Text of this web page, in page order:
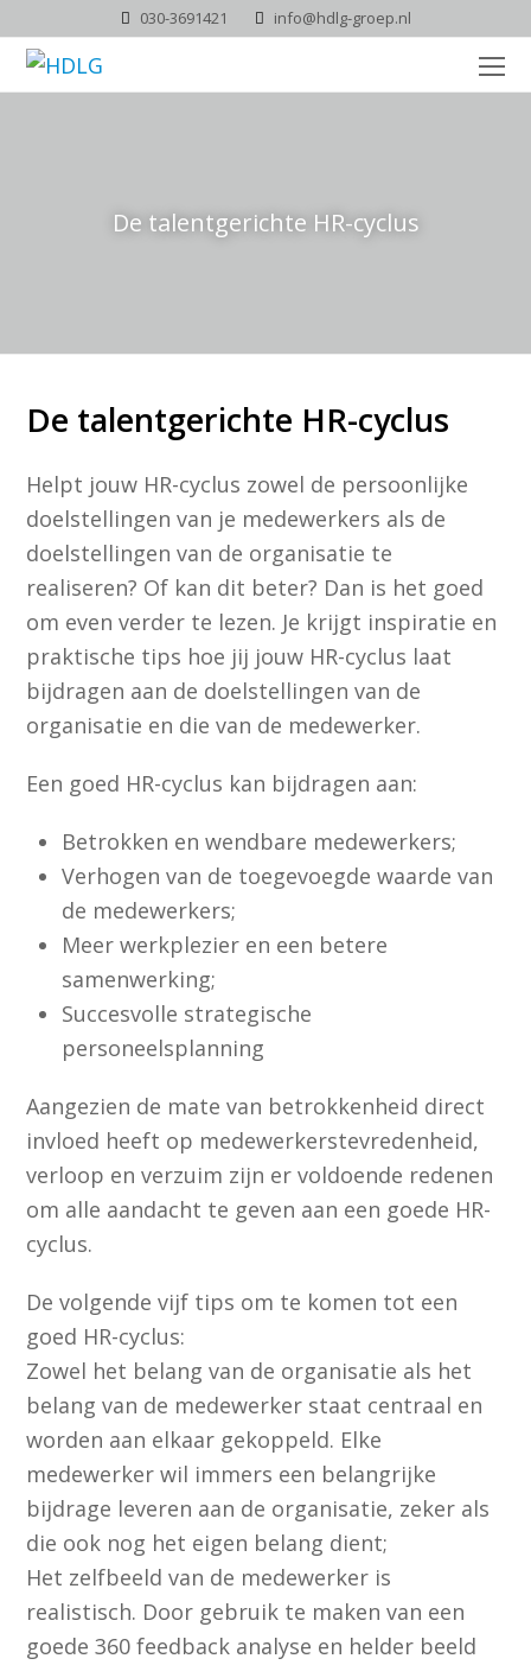
030-3691421 info@hdlg-groep.nl
De talentgerichte HR-cyclus
De talentgerichte HR-cyclus
Helpt jouw HR-cyclus zowel de persoonlijke
doelstellingen van je medewerkers als de
doelstellingen van de organisatie te
realiseren? Of kan dit beter? Dan is het goed
om even verder te lezen. Je krijgt inspiratie en
praktische tips hoe jij jouw HR-cyclus laat
bijdragen aan de doelstellingen van de
organisatie en die van de medewerker.
Een goed HR-cyclus kan bijdragen aan:
Betrokken en wendbare medewerkers;
Verhogen van de toegevoegde waarde van
de medewerkers;
Meer werkplezier en een betere
samenwerking;
Succesvolle strategische
personeelsplanning
Aangezien de mate van betrokkenheid direct
invloed heeft op medewerkerstevredenheid,
verloop en verzuim zijn er voldoende redenen
om alle aandacht te geven aan een goede HR-
cyclus.
De volgende vijf tips om te komen tot een
goed HR-cyclus:
Zowel het belang van de organisatie als het
belang van de medewerker staat centraal en
worden aan elkaar gekoppeld. Elke
medewerker wil immers een belangrijke
bijdrage leveren aan de organisatie, zeker als
die ook nog het eigen belang dient;
Het zelfbeeld van de medewerker is
realistisch. Door gebruik te maken van een
goede 360 feedback analyse en helder beeld